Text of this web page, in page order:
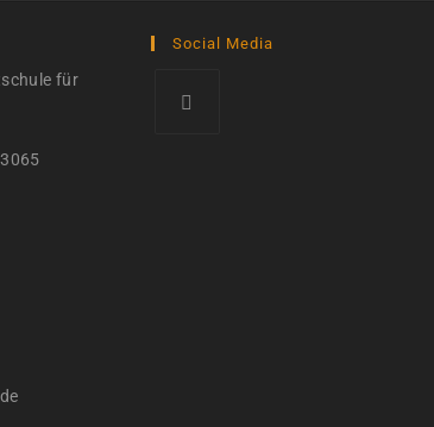
für
Opens
Social Media